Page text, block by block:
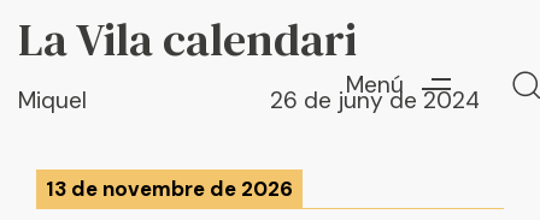
Menú
Escriu ací i prem "Enter" per a buscar
PUBLISHED
IN:
La Vila calendari
Autor
Miquel
Published
on:
26 de juny de 2024
13 de novembre de 2026